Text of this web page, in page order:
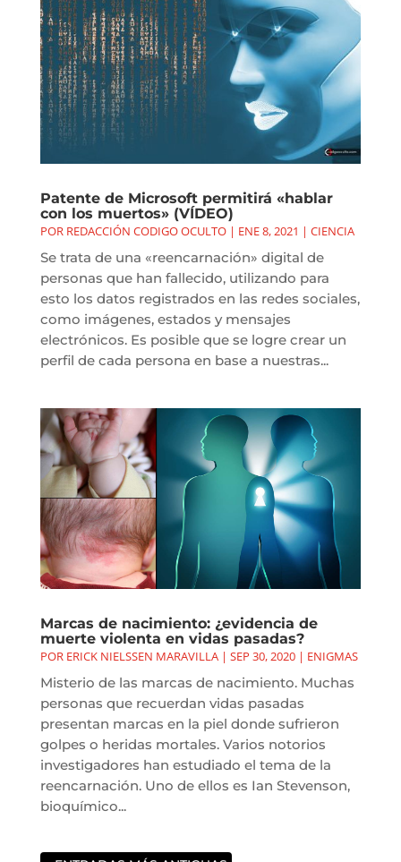
Patente de Microsoft permitirá «hablar
con los muertos» (VÍDEO)
POR REDACCIÓN CODIGO OCULTO| ENE 8, 2021 | CIENCIA
Se trata de una «reencarnación» digital de
personas que han fallecido, utilizando para
esto los datos registrados en las redes sociales,
como imágenes, estados y mensajes
electrónicos. Es posible que se logre crear un
perfil de cada persona en base a nuestras...
Marcas de nacimiento: ¿evidencia de
muerte violenta en vidas pasadas?
POR ERICK NIELSSEN MARAVILLA| SEP 30, 2020| ENIGMAS
Misterio de las marcas de nacimiento. Muchas
personas que recuerdan vidas pasadas
presentan marcas en la piel donde sufrieron
golpes o heridas mortales. Varios notorios
investigadores han estudiado el tema de la
reencarnación. Uno de ellos es Ian Stevenson,
bioquímico...